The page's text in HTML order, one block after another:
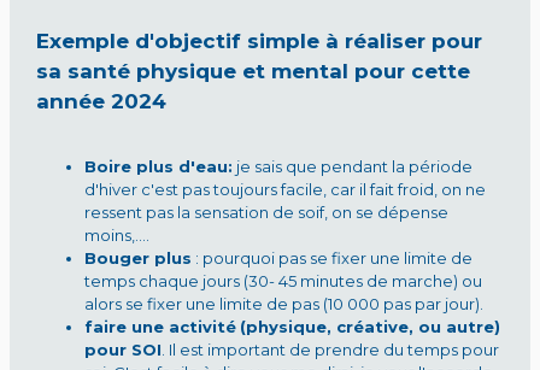
Exemple d'objectif simple à réaliser pour
sa santé physique et mental pour cette
année 2024
Boire plus d'eau: je sais que pendant la période
d'hiver c'est pas toujours facile, car il fait froid, on ne
ressent pas la sensation de soif, on se dépense
moins,....
Bouger plus : pourquoi pas se fixer une limite de
temps chaque jours (30- 45 minutes de marche) ou
alors se fixer une limite de pas (10 000 pas par jour).
faire une activité (physique, créative, ou autre)
pour SOI . Il est important de prendre du temps pour